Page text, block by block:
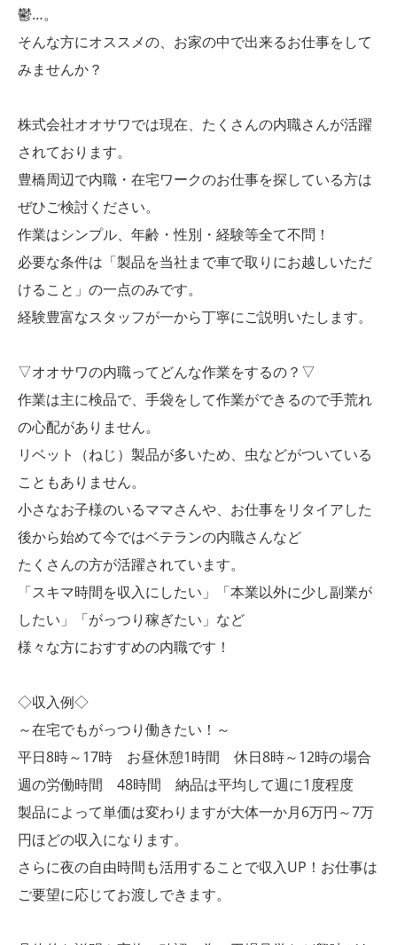
鬱…。
そんな方にオススメの、お家の中で出来るお仕事をして
みませんか？
株式会社オオサワでは現在、たくさんの内職さんが活躍
されております。
豊橋周辺で内職・在宅ワークのお仕事を探している方は
ぜひご検討ください。
作業はシンプル、年齢・性別・経験等全て不問！
必要な条件は「製品を当社まで車で取りにお越しいただ
けること」の一点のみです。
経験豊富なスタッフが一から丁寧にご説明いたします。
▽オオサワの内職ってどんな作業をするの？▽
作業は主に検品で、手袋をして作業ができるので手荒れ
の心配がありません。
リベット（ねじ）製品が多いため、虫などがついている
こともありません。
小さなお子様のいるママさんや、お仕事をリタイアした
後から始めて今ではベテランの内職さんなど
たくさんの方が活躍されています。
「スキマ時間を収入にしたい」「本業以外に少し副業が
したい」「がっつり稼ぎたい」など
様々な方におすすめの内職です！
◇収入例◇
～在宅でもがっつり働きたい！～
平日8時～17時 お昼休憩1時間 休日8時～12時の場合
週の労働時間 48時間 納品は平均して週に1度程度
製品によって単価は変わりますが大体一か月6万円～7万
円ほどの収入になります。
さらに夜の自由時間も活用することで収入UP！お仕事は
ご要望に応じてお渡しできます。